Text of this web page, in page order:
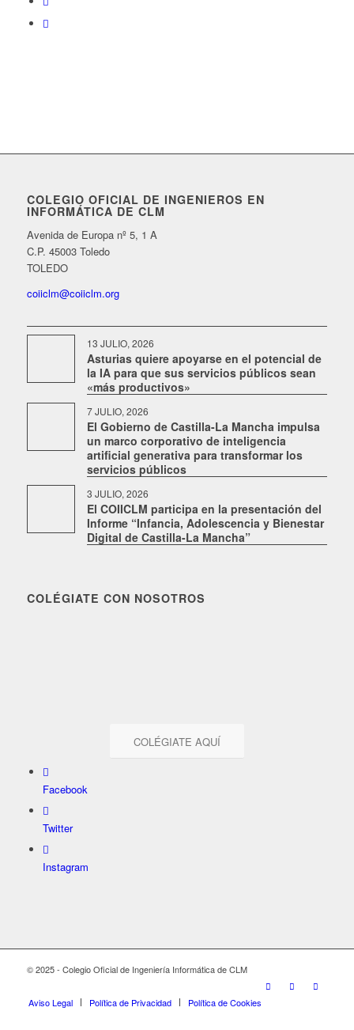
COLEGIO OFICIAL DE INGENIEROS EN
INFORMÁTICA DE CLM
Avenida de Europa nº 5, 1 A
C.P. 45003 Toledo
TOLEDO
coiiclm@coiiclm.org
13 JULIO, 2026
Asturias quiere apoyarse en el potencial de
la IA para que sus servicios públicos sean
«más productivos»
7 JULIO, 2026
El Gobierno de Castilla-La Mancha impulsa
un marco corporativo de inteligencia
artificial generativa para transformar los
servicios públicos
3 JULIO, 2026
El COIICLM participa en la presentación del
Informe “Infancia, Adolescencia y Bienestar
Digital de Castilla-La Mancha”
COLÉGIATE CON NOSOTROS
COLÉGIATE AQUÍ
Facebook
Twitter
Instagram
© 2025 - Colegio Oficial de Ingeniería Informática de CLM
Aviso Legal Política de Privacidad Política de Cookies